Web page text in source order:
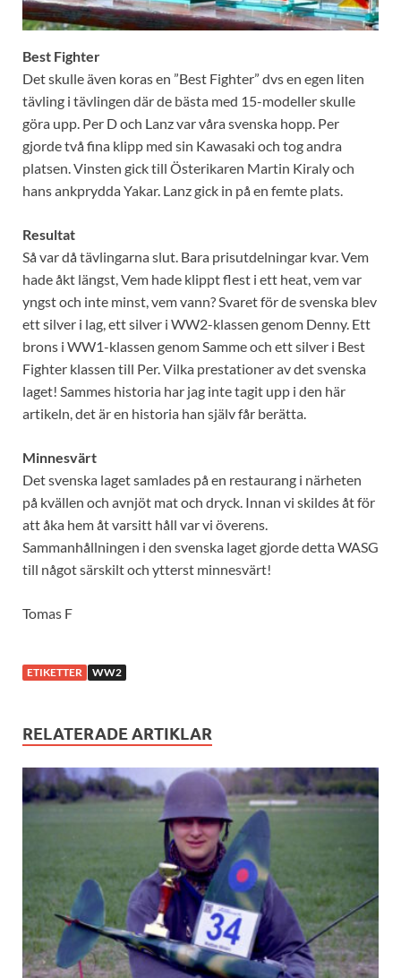
Best Fighter
Det skulle även koras en ”Best Fighter” dvs en egen liten
tävling i tävlingen där de bästa med 15-modeller skulle
göra upp. Per D och Lanz var våra svenska hopp. Per
gjorde två fina klipp med sin Kawasaki och tog andra
platsen. Vinsten gick till Österikaren Martin Kiraly och
hans ankprydda Yakar. Lanz gick in på en femte plats.
Resultat
Så var då tävlingarna slut. Bara prisutdelningar kvar. Vem
hade åkt längst, Vem hade klippt flest i ett heat, vem var
yngst och inte minst, vem vann? Svaret för de svenska blev
ett silver i lag, ett silver i WW2-klassen genom Denny. Ett
brons i WW1-klassen genom Samme och ett silver i Best
Fighter klassen till Per. Vilka prestationer av det svenska
laget! Sammes historia har jag inte tagit upp i den här
artikeln, det är en historia han själv får berätta.
Minnesvärt
Det svenska laget samlades på en restaurang i närheten
på kvällen och avnjöt mat och dryck. Innan vi skildes åt för
att åka hem åt varsitt håll var vi överens.
Sammanhållningen i den svenska laget gjorde detta WASG
till något särskilt och ytterst minnesvärt!
Tomas F
ETIKETTER WW2
RELATERADE ARTIKLAR